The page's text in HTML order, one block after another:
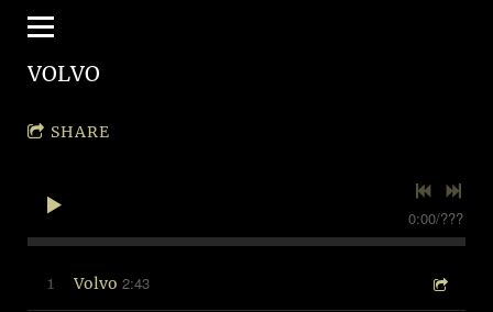
VOLVO
SHARE
0:00/???
1 Volvo 2:43